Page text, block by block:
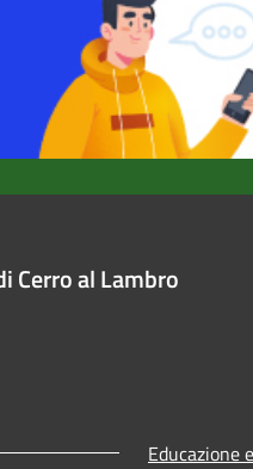
Cerro al Lambro
Educazione